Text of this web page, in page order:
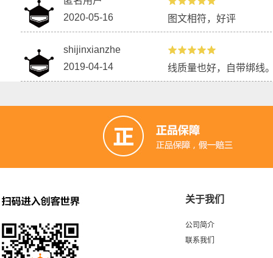
2020-05-16
图文相符，好评
shijinxianzhe
2019-04-14
线质量也好，自带绑线
关于我们
公司简介
联系我们